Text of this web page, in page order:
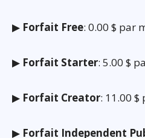
▶ Forfait Free: 0.00 $ par
▶ Forfait Starter: 5.00 $
▶ Forfait Creator: 11.00 $
▶ Forfait Independent